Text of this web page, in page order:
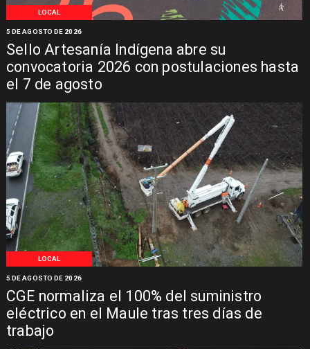
LOCAL
Sello Artesanía Indígena abre su
convocatoria 2026 con postulaciones hasta
el 7 de agosto
5 DE AGOSTO DE 2026
LOCAL
CGE normaliza el 100% del suministro
eléctrico en el Maule tras tres días de
trabajo
5 DE AGOSTO DE 2026